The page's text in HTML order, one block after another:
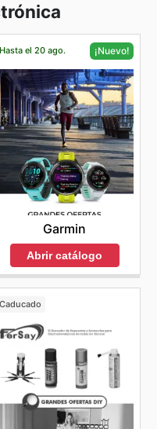
Hasta el 20 ago. ¡Nuevo!
Garmin
Abrir catálogo
Caducado